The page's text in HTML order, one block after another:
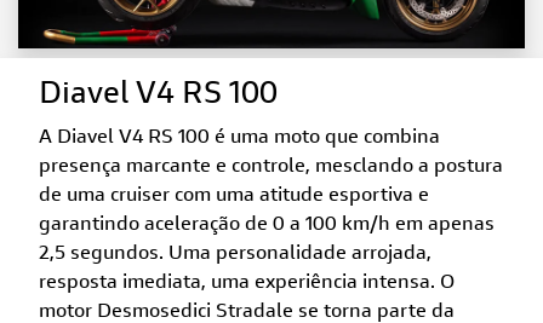
Diavel V4 RS 100
A Diavel V4 RS 100 é uma moto que combina
presença marcante e controle, mesclando a postura
de uma cruiser com uma atitude esportiva e
garantindo aceleração de 0 a 100 km/h em apenas
2,5 segundos. Uma personalidade arrojada,
resposta imediata, uma experiência intensa. O
motor Desmosedici Stradale se torna parte da